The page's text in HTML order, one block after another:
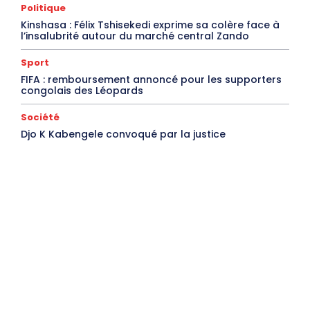
Politique
Kinshasa : Félix Tshisekedi exprime sa colère face à
l’insalubrité autour du marché central Zando
Sport
FIFA : remboursement annoncé pour les supporters
congolais des Léopards
Société
Djo K Kabengele convoqué par la justice